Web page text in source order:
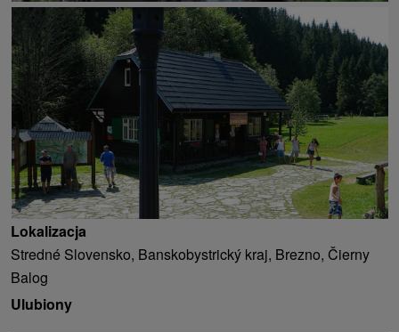
Lokalizacja
Stredné Slovensko, Banskobystrický kraj, Brezno, Čierny
Balog
Ulubiony